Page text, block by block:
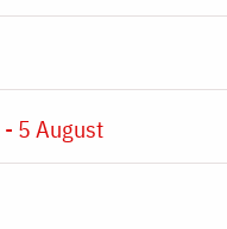
- 5 August